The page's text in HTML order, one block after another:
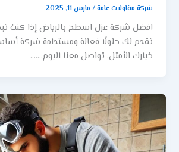
شركة مقاولات عامة/ مارس 11, 2025
افضل شركة عزل اسطح بالرياض إذا كنت
تقدم لك حلولًا فعالة ومستدامة شركة
خيارك الأمثل. تواصل معنا اليوم…….